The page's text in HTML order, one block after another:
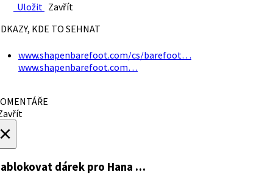
Uložit Zavřít
KDE TO SEHNAT
www.shapenbarefoot.com/cs/barefoot…
www.shapenbarefoot.com…
dárek pro Hana …